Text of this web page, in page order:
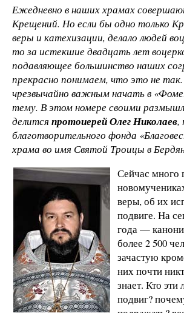
Ежедневно в наших храмах
Крещений. Но если бы одно только
веры и катехизации, делало людей
то за истекшие двадцать лет
подавляющее большинство наших
прекрасно понимаем, что это не
чрезвычайно важным начать в
тему. В этом номере своими
делится протоиерей Олег Николаев,
благотворительного фонда
храма во имя Святой Троицы в
Сейчас много
веры, об их
подвиге. На
года —
более 2 500
зачастую
них почти
знает. Кто
подвиг?